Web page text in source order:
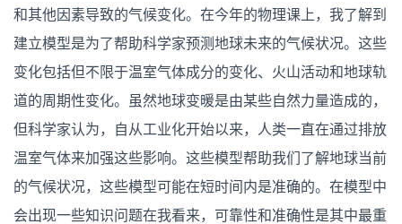
业:
然
环
和其他因素导致的气候变化。在今年的物理课上，我了解到
建立模型是为了帮助科学家预测地球未来的气候状况。这些
变化包括但不限于温室气体成分的变化、火山活动和地球轨
道的周期性变化。虽然地球变暖是由某些自然力量造成的，
但科学家认为，自从工业化开始以来，人类一直在通过排放
温室气体来加强这些影响。这些模型帮助我们了解地球当前
的气候状况，这些模型可能在短时间内是准确的。在模型中
会出现一些知识问题在我看来，可靠性和准确性是其中最重